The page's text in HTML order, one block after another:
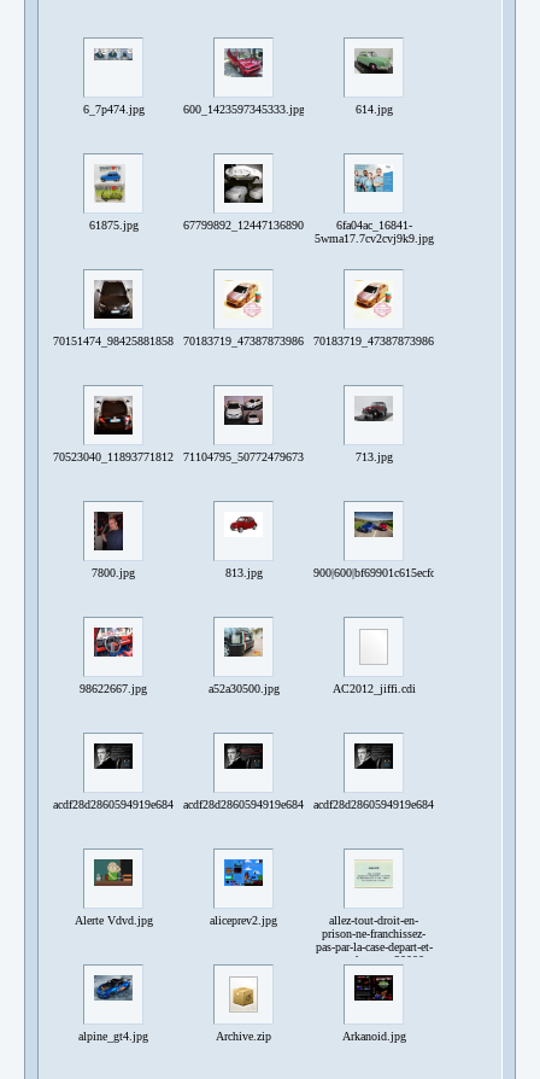
6_7p474.jpg 600_1423597345333.jpg 614.jpg
61875.jpg 67799892_1244713689042252_2364439552975699968_n.jpg
6fa04ac_16841-
5wma17.7cv2cvj9k9.jpg
70151474_984258818583906_127357525803814730_n.jpg
70183719_473878739869670_8540817594311579879_n.jpg
70523040_1189377181265350_3058402028358620969_n.jpg
71104795_507724796732233_7082104329330104903_n.jpg
713.jpg
7800.jpg 813.jpg 900|600|bf69901c615ecfda52bb3a69.jpg
98622667.jpg a52a30500.jpg AC2012_jiffi.cdi
acdf28d2860594919e68459545703f9a.jpgacdf28d2860594919e68459545703f9a.jpgacdf28d2860594919e68459545703f9a.jpg
Alerte Vdvd.jpg aliceprev2.jpg
allez-tout-droit-en-
prison-ne-franchissez-
pas-par-la-case-depart-et-
ne-touchez-pas-20000-
francs-6872120.jpg
alpine_gt4.jpg Archive.zip Arkanoid.jpg